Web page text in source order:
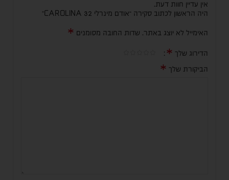
אין עדיין חוות דעת.
היה הראשון לכתוב סקירה “אודם מינרלי CAROLINA 32”
האימייל לא יוצג באתר. שדות החובה מסומנים *
הדירוג שלך *
הביקורת שלך *